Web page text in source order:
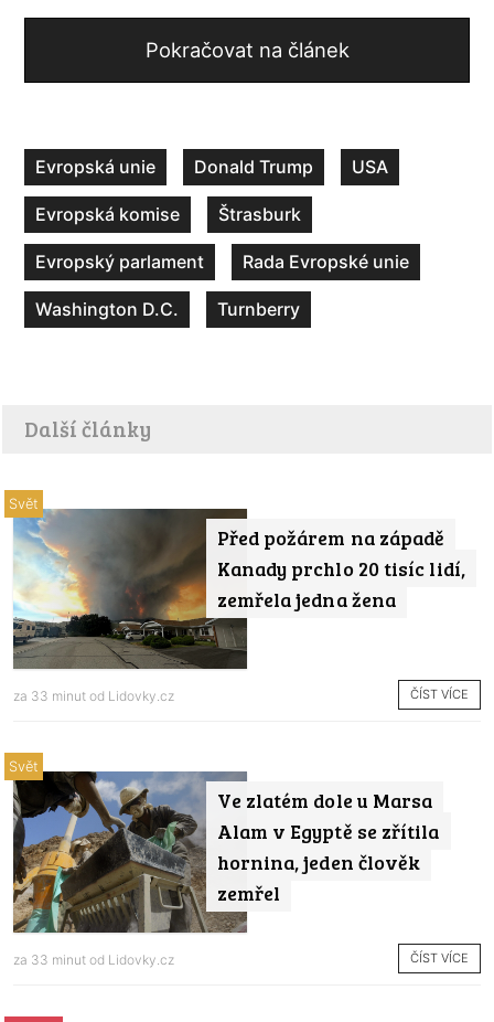
Pokračovat na článek
Evropská unie Donald Trump USA
Evropská komise Štrasburk
Evropský parlament Rada Evropské unie
Washington D.C. Turnberry
Další články
Před požárem na západě
Kanady prchlo 20 tisíc lidí,
zemřela jedna žena
Svět
za 33 minut od Lidovky.cz ČÍST VÍCE
Ve zlatém dole u Marsa
Alam v Egyptě se zřítila
hornina, jeden člověk
zemřel
Svět
za 33 minut od Lidovky.cz ČÍST VÍCE